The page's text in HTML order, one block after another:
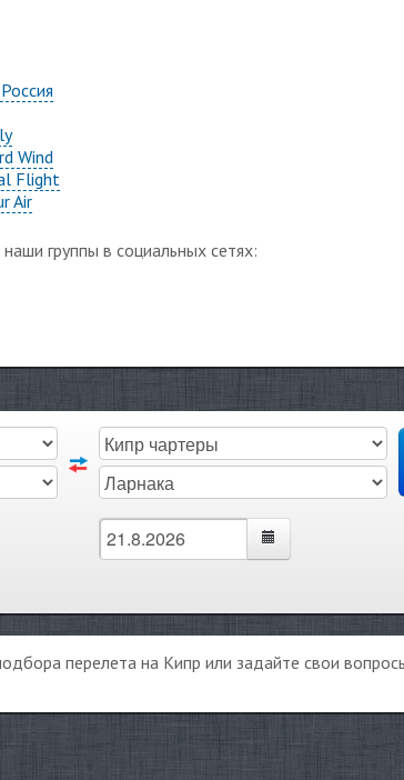
Wind
Flight
Air
группы в социальных сетях:
перелета на Кипр или задайте свои